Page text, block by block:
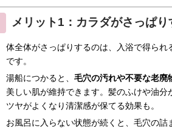
メリット1：カラダがさっぱり
体全体がさっぱりするのは、入浴で得られ
です。
湯船につかると、 毛穴の汚れや不要な老廃
美しい肌が維持できます。髪のふけや油分
ツヤがよくなり清潔感が保てる効果も。
お風呂に入らない状態が続くと、毛穴の詰